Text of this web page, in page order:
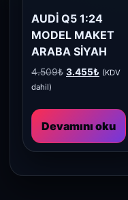
AUDİ Q5 1:24
MODEL MAKET
ARABA SİYAH
4.509₺ Orijinal
3.455₺ Şu
3.455₺.
(KDV
dahil)
Devamını oku